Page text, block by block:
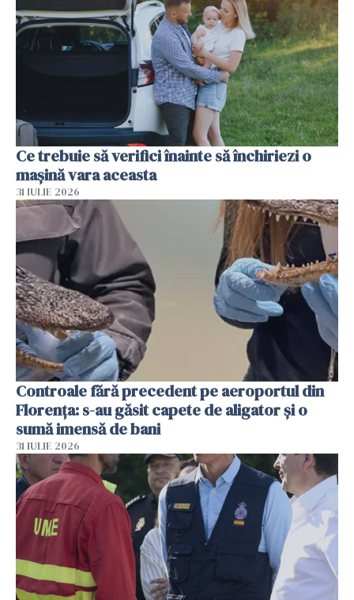
Ce trebuie să verifici înainte să închiriezi o
mașină vara aceasta
31 IULIE 2026
Controale fără precedent pe aeroportul din
Florența: s-au găsit capete de aligator și o
sumă imensă de bani
31 IULIE 2026